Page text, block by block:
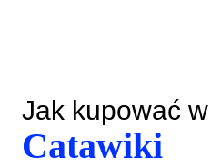
Jak kupować
Catawiki